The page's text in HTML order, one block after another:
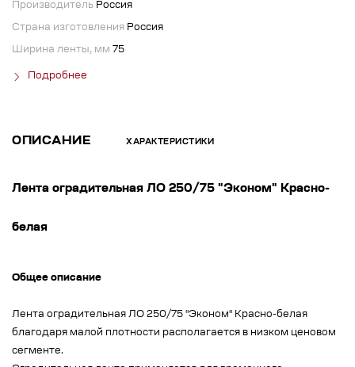
Производитель Россия
Страна изготовления Россия
Ширина ленты, мм 75
Подробнее
ОПИСАНИЕ ХАРАКТЕРИСТИКИ
Лента оградительная ЛО 250/75 "Эконом" Красно-
белая
Общее описание
Лента оградительная ЛО 250/75 "Эконом" Красно-белая
благодаря малой плотности располагается в низком ценовом
сегменте.